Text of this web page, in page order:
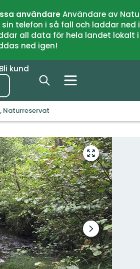
användareAnvändare av
telefon i så fall och laddar
all data för hela landet
ned igen!
Bli kund
Naturreservat
Gå
till
helskärmsläge
Nästa
bildspel